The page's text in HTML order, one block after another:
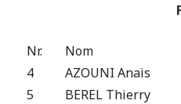
Nr.
Nom
4
AZOUNI Anais
5
BEREL Thierry